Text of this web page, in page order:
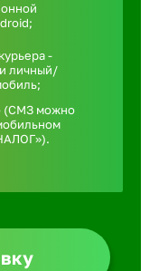
-
личный/
(СМЗ можно